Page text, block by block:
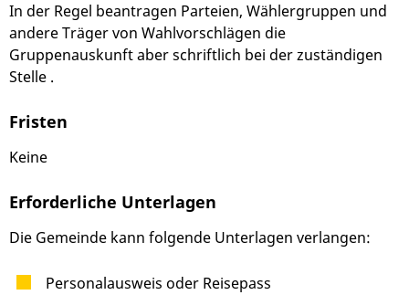
In der Regel beantragen Parteien, Wählergruppen und
andere Träger von Wahlvorschlägen die
Gruppenauskunft aber schriftlich bei der zuständigen
Stelle .
Fristen
Keine
Erforderliche Unterlagen
Die Gemeinde kann folgende Unterlagen verlangen:
Personalausweis oder Reisepass